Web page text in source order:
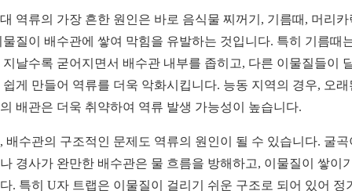
역류의 가장 흔한 원인은 바로 음식물 찌꺼기, 기름때, 머리카
물질이 배수관에 쌓여 막힘을 유발하는 것입니다. 특히 기름때
지날수록 굳어지면서 배수관 내부를 좁히고, 다른 이물질들이
쉽게 만들어 역류를 더욱 악화시킵니다. 능동 지역의 경우, 오래
배관은 더욱 취약하여 역류 발생 가능성이 높습니다.
배수관의 구조적인 문제도 역류의 원인이 될 수 있습니다. 굴곡
경사가 완만한 배수관은 물 흐름을 방해하고, 이물질이 쌓이
. 특히 U자 트랩은 이물질이 걸리기 쉬운 구조로 되어 있어 정